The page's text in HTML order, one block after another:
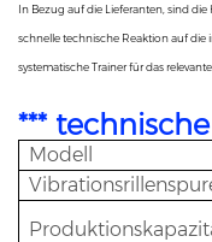
In Bezug auf die Lieferanten, sind
schnelle technische Reaktion auf die
systematische Trainer für das
***
Modell